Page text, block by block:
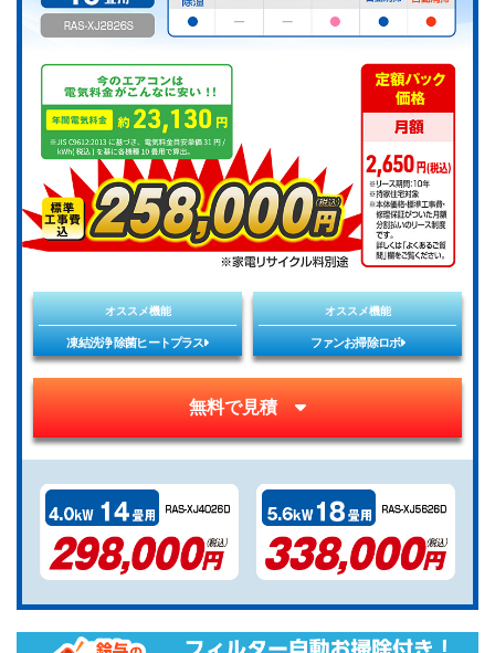
オススメ機能
凍結洗浄 除菌ヒートプラス
オススメ機能
ファンお掃除ロボ
無料で見積